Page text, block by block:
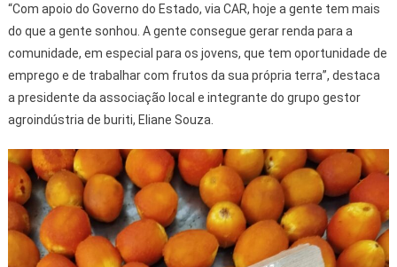
“Com apoio do Governo do Estado, via CAR, hoje a gente tem mais
do que a gente sonhou. A gente consegue gerar renda para a
comunidade, em especial para os jovens, que tem oportunidade de
emprego e de trabalhar com frutos da sua própria terra”, destaca
a presidente da associação local e integrante do grupo gestor
agroindústria de buriti, Eliane Souza.